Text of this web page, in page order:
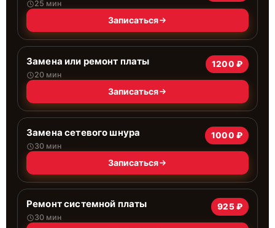
25 мин
Записаться
Замена или ремонт платы
20 мин
1200 ₽
Записаться
Замена сетевого шнура
30 мин
1000 ₽
Записаться
Ремонт системной платы
30 мин
925 ₽